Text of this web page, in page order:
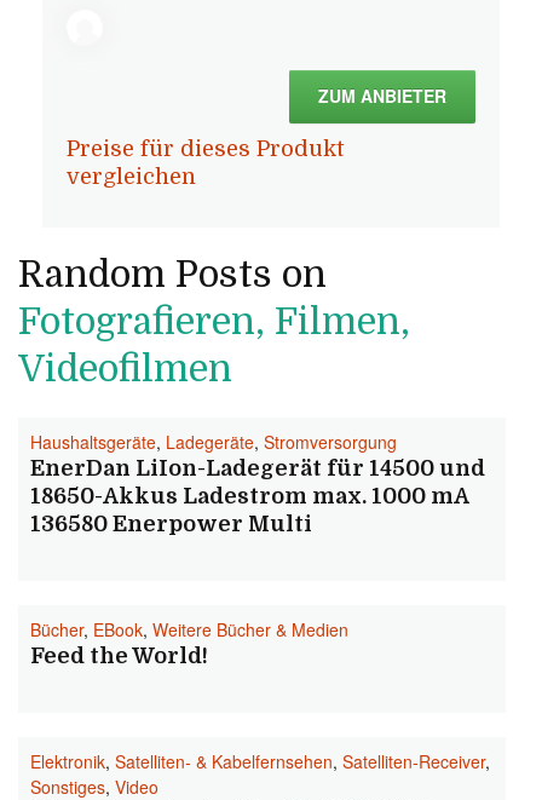
ZUM ANBIETER
Preise für dieses Produkt
vergleichen
Random Posts on
Fotografieren, Filmen,
Videofilmen
Haushaltsgeräte, Ladegeräte, Stromversorgung
EnerDan LiIon-Ladegerät für 14500 und
18650-Akkus Ladestrom max. 1000 mA
136580 Enerpower Multi
Bücher, EBook, Weitere Bücher & Medien
Feed the World!
Elektronik, Satelliten- & Kabelfernsehen, Satelliten-Receiver,
Sonstiges, Video